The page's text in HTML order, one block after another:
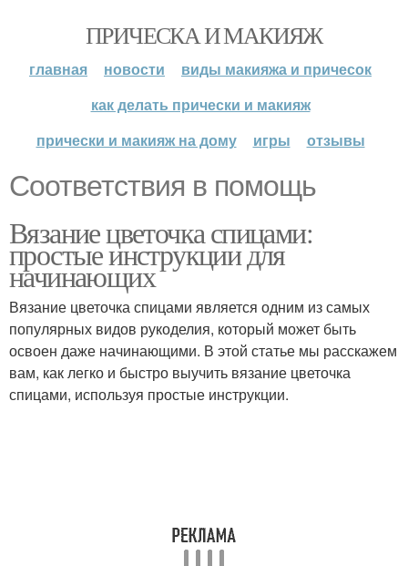
ПРИЧЕСКА И МАКИЯЖ
главная новости
виды макияжа и причесок
как делать прически и макияж
прически и макияж на дому
игры отзывы
Соответствия в помощь
Вязание цветочка спицами:
простые инструкции для
начинающих
Вязание цветочка спицами является одним из самых
популярных видов рукоделия, который может быть
освоен даже начинающими. В этой статье мы расскажем
вам, как легко и быстро выучить вязание цветочка
спицами, используя простые инструкции.